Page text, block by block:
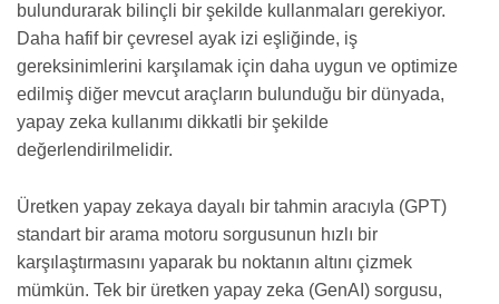
bulundurarak bilinçli bir şekilde kullanmaları gerekiyor.
Daha hafif bir çevresel ayak izi eşliğinde, iş
gereksinimlerini karşılamak için daha uygun ve optimize
edilmiş diğer mevcut araçların bulunduğu bir dünyada,
yapay zeka kullanımı dikkatli bir şekilde
değerlendirilmelidir.
Üretken yapay zekaya dayalı bir tahmin aracıyla (GPT)
standart bir arama motoru sorgusunun hızlı bir
karşılaştırmasını yaparak bu noktanın altını çizmek
mümkün. Tek bir üretken yapay zeka (GenAI) sorgusu,